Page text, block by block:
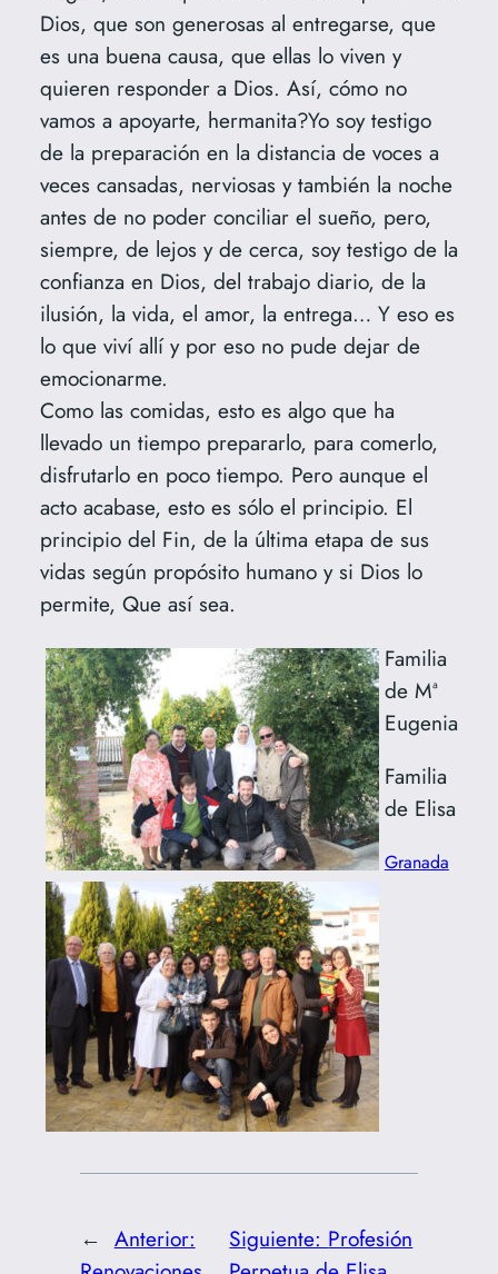
Dios, que son generosas al entregarse, que
es una buena causa, que ellas lo viven y
quieren responder a Dios. Así, cómo no
vamos a apoyarte, hermanita?Yo soy testigo
de la preparación en la distancia de voces a
veces cansadas, nerviosas y también la noche
antes de no poder conciliar el sueño, pero,
siempre, de lejos y de cerca, soy testigo de la
confianza en Dios, del trabajo diario, de la
ilusión, la vida, el amor, la entrega… Y eso es
lo que viví allí y por eso no pude dejar de
emocionarme.
Como las comidas, esto es algo que ha
llevado un tiempo prepararlo, para comerlo,
disfrutarlo en poco tiempo. Pero aunque el
acto acabase, esto es sólo el principio. El
principio del Fin, de la última etapa de sus
vidas según propósito humano y si Dios lo
permite, Que así sea.
Familia
de Mª
Eugenia
Familia
de Elisa
Granada
← Anterior:
Siguiente: Profesión